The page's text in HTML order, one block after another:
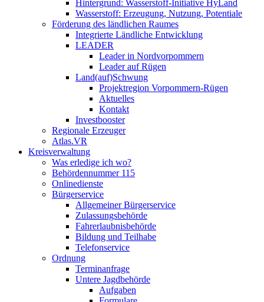
Hintergrund: Wasserstoff-Initiative HyLand
Wasserstoff: Erzeugung, Nutzung, Potentiale
Förderung des ländlichen Raumes
Integrierte Ländliche Entwicklung
LEADER
Leader in Nordvorpommern
Leader auf Rügen
Land(auf)Schwung
Projektregion Vorpommern-Rügen
Aktuelles
Kontakt
Investbooster
Regionale Erzeuger
Atlas.VR
Kreisverwaltung
Was erledige ich wo?
Behördennummer 115
Onlinedienste
Bürgerservice
Allgemeiner Bürgerservice
Zulassungsbehörde
Fahrerlaubnisbehörde
Bildung und Teilhabe
Telefonservice
Ordnung
Terminanfrage
Untere Jagdbehörde
Aufgaben